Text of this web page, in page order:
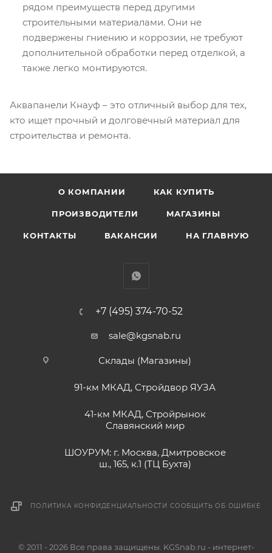
рядом преимуществ перед другими
строительными материалами. Они не
подвержены гниению и коррозии, не требуют
дополнительной обработки перед отделкой, а
также легко монтируются.
Аквапанели Кнауф – это отличный выбор для тех,
кто ищет прочный и долговечный материал для
строительства и ремонта.
О КОМПАНИИ КАК КУПИТЬ
ПРОИЗВОДИТЕЛИ МАГАЗИНЫ
КОНТАКТЫ ВАКАНСИИ НА ГЛАВНУЮ
+7 (495) 374-70-52
sale@kgsnab.ru
Склады (Магазины)
91-км МКАД, Стройдвор ЯУЗА
41-км МКАД, Стройрынок
Славянский мир
ШОУРУМ: г. Москва, Дмитровское
ш., 165, к.1 (ТЦ Бухта)
ПОЛИТИКА КОНФИДЕНЦИАЛЬНОСТИ СООБЩИТЬ ОБ ОШИБКЕ
© 2011 - 2026 Все права защищены. KGSnab.ru - интернет-